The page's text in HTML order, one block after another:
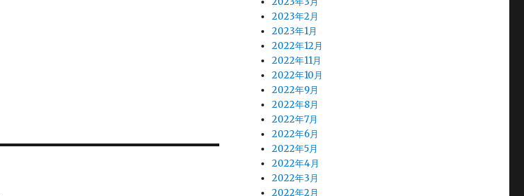
2023年2月
2023年1月
2022年12月
2022年11月
2022年10月
2022年9月
2022年8月
2022年7月
2022年6月
2022年5月
2022年4月
2022年3月
2022年2月